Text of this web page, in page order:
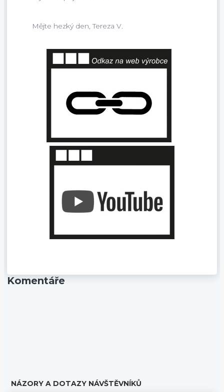
Mějte hezký den, Tereza V.
Komentáře
NÁZORY A DOTAZY NÁVŠTĚVNÍKŮ